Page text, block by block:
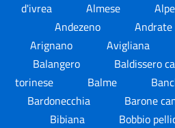
d'ivrea
Almese
Andezeno
Andrate
Arignano
Avigliana
Balangero
Baldissero
torinese
Balme
Bardonecchia
Barone
Bibiana
Bobbio